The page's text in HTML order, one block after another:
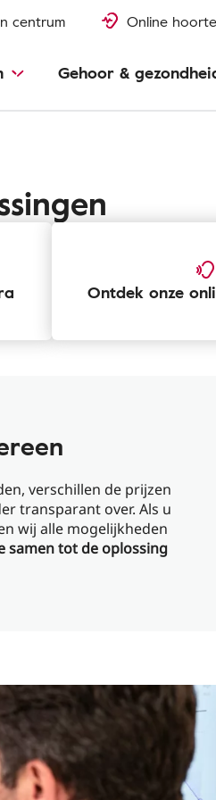
centrum Online
Gehoor &
Ontdek onze
verschillen de prijzen
transparant over. Als u
wij alle mogelijkheden
samen tot de oplossing